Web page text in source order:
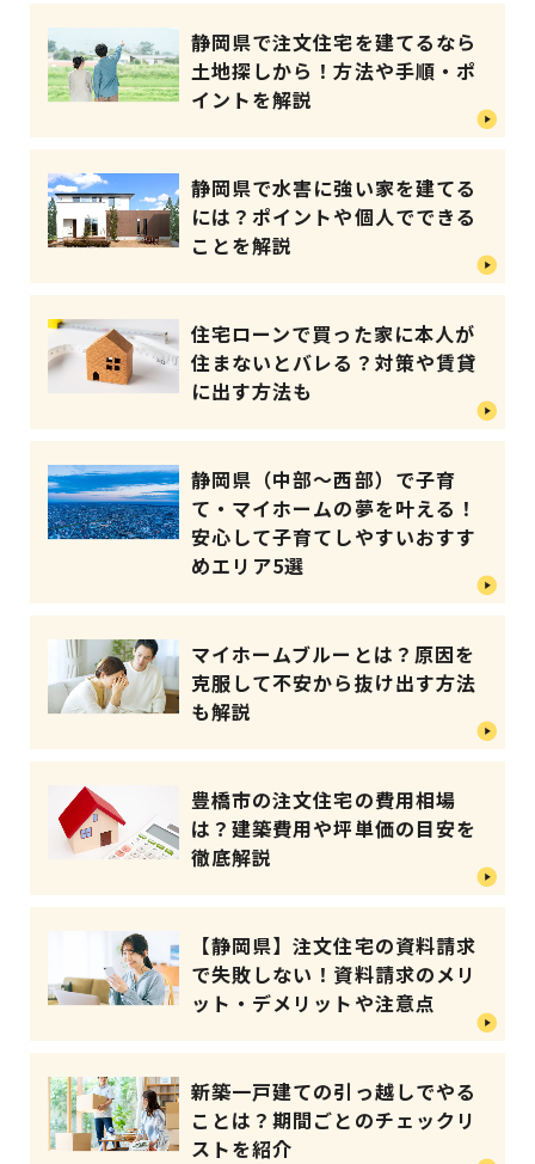
静岡県で注文住宅を建てるなら
土地探しから！方法や手順・ポ
イントを解説
静岡県で水害に強い家を建てる
には？ポイントや個人でできる
ことを解説
住宅ローンで買った家に本人が
住まないとバレる？対策や賃貸
に出す方法も
静岡県（中部～西部）で子育
て・マイホームの夢を叶える！
安心して子育てしやすいおすす
めエリア5選
マイホームブルーとは？原因を
克服して不安から抜け出す方法
も解説
豊橋市の注文住宅の費用相場
は？建築費用や坪単価の目安を
徹底解説
【静岡県】注文住宅の資料請求
で失敗しない！資料請求のメリ
ット・デメリットや注意点
新築一戸建ての引っ越しでやる
ことは？期間ごとのチェックリ
ストを紹介